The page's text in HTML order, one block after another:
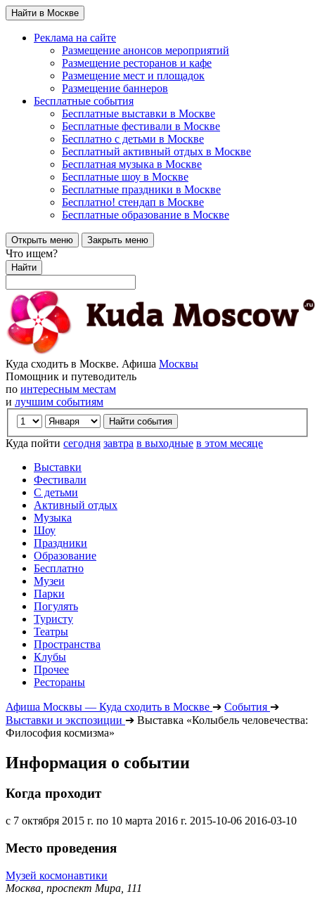
Найти в Москве
Реклама на сайте
Размещение анонсов мероприятий
Размещение ресторанов и кафе
Размещение мест и площадок
Размещение баннеров
Бесплатные события
Бесплатные выставки в Москве
Бесплатные фестивали в Москве
Бесплатно с детьми в Москве
Бесплатный активный отдых в Москве
Бесплатная музыка в Москве
Бесплатные шоу в Москве
Бесплатные праздники в Москве
Бесплатно! стендап в Москве
Бесплатные образование в Москве
Открыть меню Закрыть меню
Что ищем?
Найти
Куда сходить в Москве. Афиша Москвы
Помощник и путеводитель
по интересным местам
и лучшим событиям
Куда пойти сегодня завтра в выходные в этом месяце
Выставки
Фестивали
С детьми
Активный отдых
Музыка
Шоу
Праздники
Образование
Бесплатно
Музеи
Парки
Погулять
Туристу
Театры
Пространства
Клубы
Прочее
Рестораны
Афиша Москвы — Куда сходить в Москве ➔ События ➔
Выставки и экспозиции ➔ Выставка «Колыбель человечества:
Философия космизма»
Информация о событии
Когда проходит
с 7 октября 2015 г. по 10 марта 2016 г. 2015-10-06 2016-03-10
Место проведения
Музей космонавтики
Москва, проспект Мира, 111